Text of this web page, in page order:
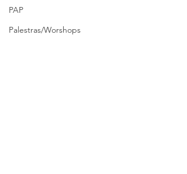
PAP
Palestras/Worshops